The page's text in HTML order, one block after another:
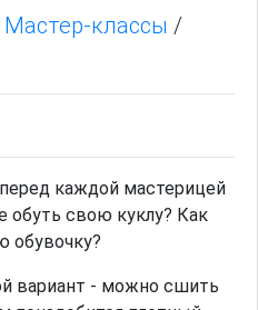
Мастер-классы /
каждой мастерицей
обуть свою куклу? Как
обувочку?
вариант - можно сшить